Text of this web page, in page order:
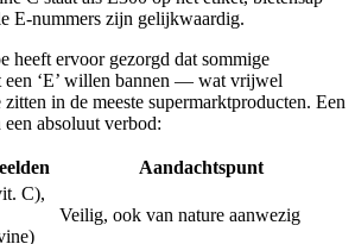
E-nummers zijn gelijkwaardig.
heeft ervoor gezorgd dat sommige
een ‘E’ willen bannen — wat vrijwel
in de meeste supermarktproducten. Een
absoluut verbod:
Aandachtspunt
C),
Veilig, ook van nature aanwezig